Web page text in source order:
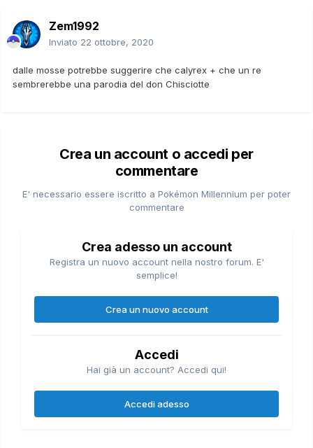
Zem1992
Inviato 22 ottobre, 2020
dalle mosse potrebbe suggerire che calyrex + che un re
sembrerebbe una parodia del don Chisciotte
Crea un account o accedi per
commentare
E' necessario essere iscritto a Pokémon Millennium per poter
commentare
Crea adesso un account
Registra un nuovo account nella nostro forum. E'
semplice!
Crea un nuovo account
Accedi
Hai già un account? Accedi qui!
Accedi adesso